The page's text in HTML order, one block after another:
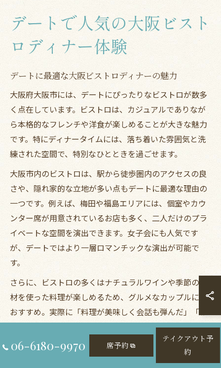
デートで人気の大阪ビスト
ロディナー体験
デートに最適な大阪ビストロディナーの魅力
大阪府大阪市には、デートにぴったりなビストロが数多
く点在しています。ビストロは、カジュアルでありなが
ら本格的なフレンチや洋食が楽しめることが大きな魅力
です。特にディナータイムには、落ち着いた雰囲気と洗
練された空間で、特別なひとときを過ごせます。
大阪市内のビストロは、駅から徒歩圏内のアクセスの良
さや、隠れ家的な立地が多い点もデートに最適な理由の
一つです。例えば、梅田や福島エリアには、個室やカウ
ンター席が用意されているお店も多く、二人だけのプラ
イベートな空間を演出できます。女子会にも人気です
が、デートではより一層ロマンチックな演出が可能で
す。
さらに、ビストロの多くはナチュラルワインや季節の食
材を使った料理が楽しめるため、グルメなカップルにも
おすすめ。実際に「料理が美味しく会話も弾んだ」「お
しゃれな雰囲気で写真映えした」など、利用者からの満
足度も高い傾向にあります。
06-6180-9970 席予約
テイクアウト予
約